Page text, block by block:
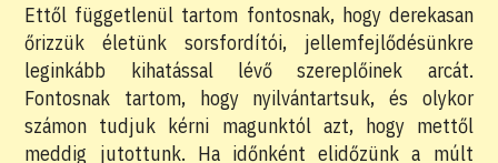
Ettől függetlenül tartom fontosnak, hogy derekasan
őrizzük életünk sorsfordítói, jellemfejlődésünkre
leginkább kihatással lévő szereplőinek arcát.
Fontosnak tartom, hogy nyilvántartsuk, és olykor
számon tudjuk kérni magunktól azt, hogy mettől
meddig jutottunk. Ha időnként elidőzünk a múlt